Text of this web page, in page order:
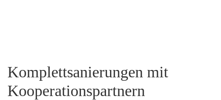
Komplettsanierungen mit
Kooperationspartnern